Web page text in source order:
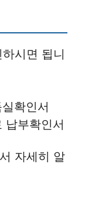
시면 됩니
확인서
납부확인서
자세히 알